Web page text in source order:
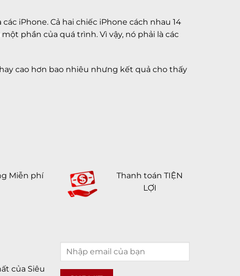
iPhone. Cả hai chiếc iPhone cách nhau 14
phần của quá trình. Vì vậy, nó phải là các
cao hơn bao nhiêu nhưng kết quả cho thấy
Miễn phí
Thanh toán TIỆN
LỢI
của Siêu